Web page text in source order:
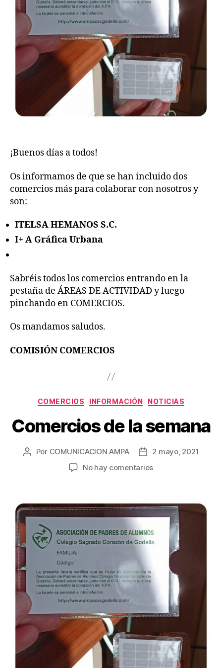
¡Buenos días a todos!
Os informamos de que se han incluido dos
comercios más para colaborar con nosotros y
son:
ITELSA HEMANOS S.C.
I+ A Gráfica Urbana
Sabréis todos los comercios entrando en la
pestaña de ÁREAS DE ACTIVIDAD y luego
pinchando en COMERCIOS.
Os mandamos saludos.
COMISIÓN COMERCIOS
Categorías
COMERCIOS INFORMACIÓN NOTICIAS
Comercios de la semana
Autor
Por COMUNICACION AMPA
Fecha
de
2 mayo, 2021
No hay comentariosen
semana